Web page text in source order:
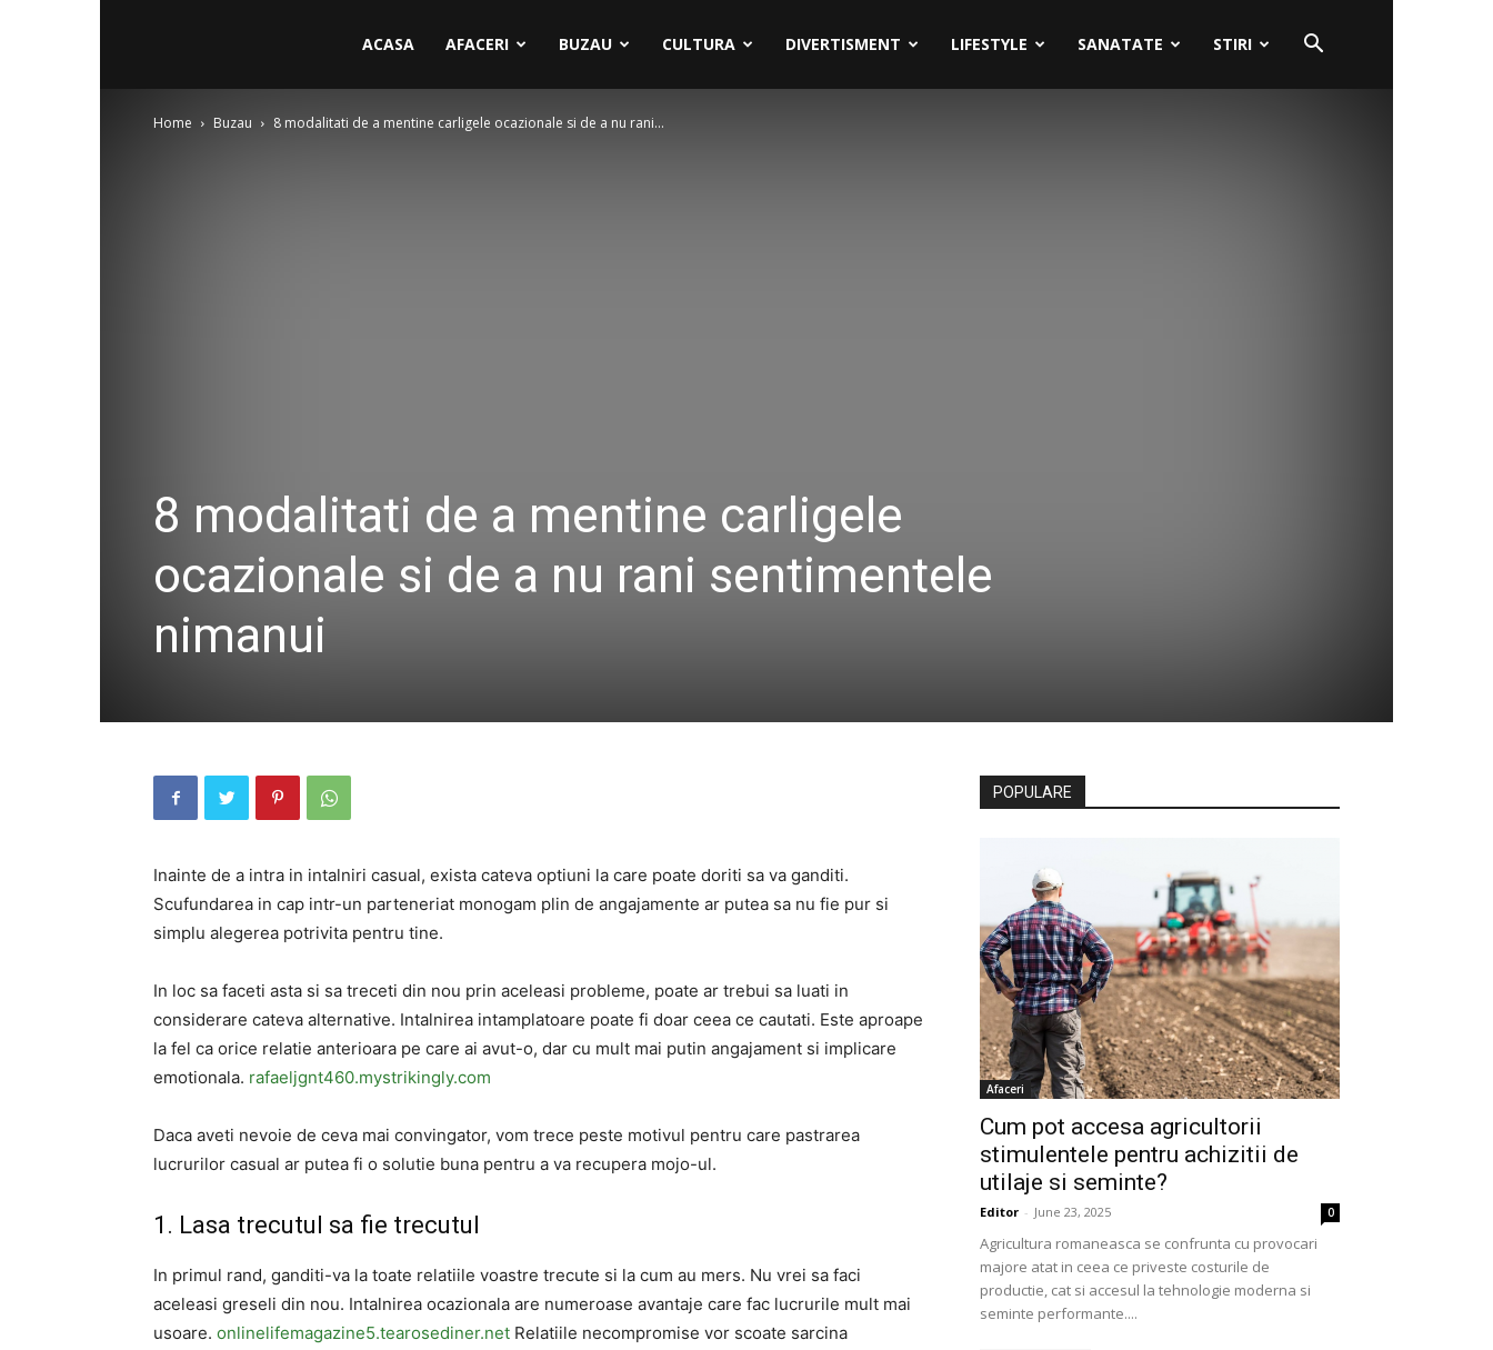
ACASA AFACERI BUZAU CULTURA DIVERTISMENT LIFESTYLE SANATATE STIRI
Home Buzau 8 modalitati de a mentine carligele ocazionale si de a nu rani...
8 modalitati de a mentine carligele
ocazionale si de a nu rani sentimentele
nimanui
Inainte de a intra in intalniri casual, exista cateva optiuni la care poate doriti sa va ganditi.
Scufundarea in cap intr-un parteneriat monogam plin de angajamente ar putea sa nu fie pur si
simplu alegerea potrivita pentru tine.
In loc sa faceti asta si sa treceti din nou prin aceleasi probleme, poate ar trebui sa luati in
considerare cateva alternative. Intalnirea intamplatoare poate fi doar ceea ce cautati. Este aproape
la fel ca orice relatie anterioara pe care ai avut-o, dar cu mult mai putin angajament si implicare
emotionala. rafaeljgnt460.mystrikingly.com
Daca aveti nevoie de ceva mai convingator, vom trece peste motivul pentru care pastrarea
lucrurilor casual ar putea fi o solutie buna pentru a va recupera mojo-ul.
1. Lasa trecutul sa fie trecutul
In primul rand, ganditi-va la toate relatiile voastre trecute si la cum au mers. Nu vrei sa faci
aceleasi greseli din nou. Intalnirea ocazionala are numeroase avantaje care fac lucrurile mult mai
usoare. onlinelifemagazine5.tearosediner.net Relatiile necompromise vor scoate sarcina
POPULARE
Afaceri
Cum pot accesa agricultorii
stimulentele pentru achizitii de
utilaje si seminte?
Editor - June 23, 2025 0
Agricultura romaneasca se confrunta cu provocari
majore atat in ceea ce priveste costurile de
productie, cat si accesul la tehnologie moderna si
seminte performante....